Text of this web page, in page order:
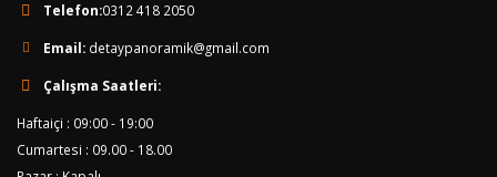
Telefon:0312 418 2050
Email: detaypanoramik@gmail.com
Çalışma Saatleri:
Haftaiçi : 09:00 - 19:00
Cumartesi : 09.00 - 18.00